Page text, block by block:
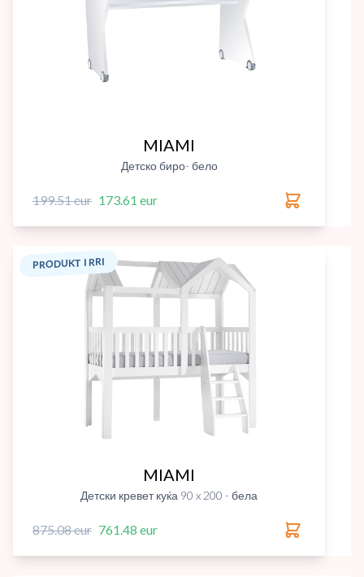
MIAMI
Детско биро- бело
199.51 eur 173.61 eur
PRODUKT I RRI
MIAMI
Детски кревет куќа 90 x 200 - бела
875.08 eur 761.48 eur